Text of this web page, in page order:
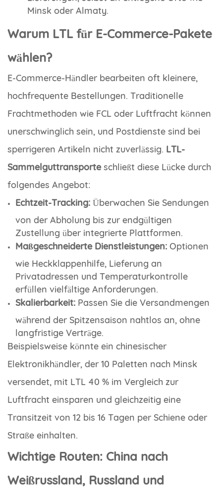
Minsk oder Almaty.
Warum LTL für E-Commerce-Pakete
wählen?
E-Commerce-Händler bearbeiten oft kleinere,
hochfrequente Bestellungen. Traditionelle
Frachtmethoden wie FCL oder Luftfracht können
unerschwinglich sein, und Postdienste sind bei
sperrigeren Artikeln nicht zuverlässig. LTL-
Sammelguttransporteschließt diese Lücke durch
folgendes Angebot:
Echtzeit-Tracking: Überwachen Sie Sendungen
von der Abholung bis zur endgültigen
Zustellung über integrierte Plattformen.
Maßgeschneiderte Dienstleistungen: Optionen
wie Heckklappenhilfe, Lieferung an
Privatadressen und Temperaturkontrolle
erfüllen vielfältige Anforderungen.
Skalierbarkeit: Passen Sie die Versandmengen
während der Spitzensaison nahtlos an, ohne
langfristige Verträge.
Beispielsweise könnte ein chinesischer
Elektronikhändler, der 10 Paletten nach Minsk
versendet, mit LTL 40 % im Vergleich zur
Luftfracht einsparen und gleichzeitig eine
Transitzeit von 12 bis 16 Tagen per Schiene oder
Straße einhalten.
Wichtige Routen: China nach
Weißrussland, Russland und